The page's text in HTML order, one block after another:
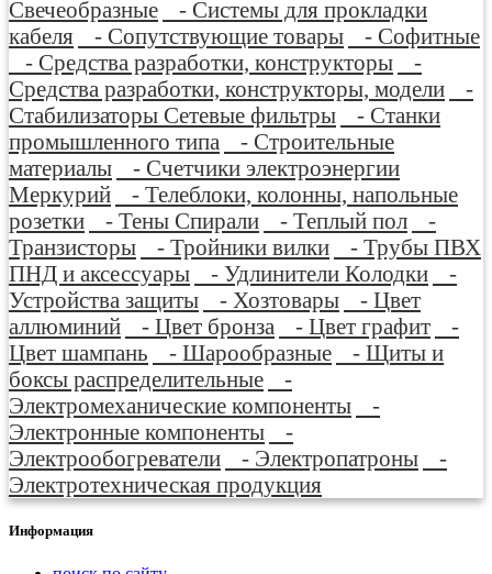
Свечеобразные
- Системы для прокладки
кабеля
- Сопутствующие товары
- Софитные
- Средства разработки, конструкторы
-
Средства разработки, конструкторы, модели
-
Стабилизаторы Сетевые фильтры
- Станки
промышленного типа
- Строительные
материалы
- Счетчики электроэнергии
Меркурий
- Телеблоки, колонны, напольные
розетки
- Тены Спирали - Теплый пол
-
Транзисторы
- Тройники вилки
- Трубы ПВХ
ПНД и аксессуары
- Удлинители Колодки
-
Устройства защиты
- Хозтовары
- Цвет
аллюминий
- Цвет бронза - Цвет графит
-
Цвет шампань
- Шарообразные
- Щиты и
боксы распределительные
-
Электромеханические компоненты
-
Электронные компоненты
-
Электрообогреватели
- Электропатроны
-
Электротехническая продукция
Информация